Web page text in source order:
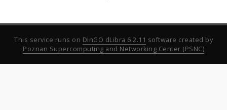
This service runs on DInGO dLibra 6.2.11 software created by
Poznan Supercomputing and Networking Center (PSNC)